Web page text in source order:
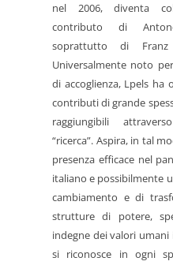
nel 2006, diventa
contributo di
soprattutto di Franz
Universalmente noto
di accoglienza, Lpels ha
contributi di grande
raggiungibili
“ricerca”. Aspira, in tal
presenza efficace nel
italiano e possibilmente
cambiamento e di
strutture di potere,
indegne dei valori umani
si riconosce in ogni